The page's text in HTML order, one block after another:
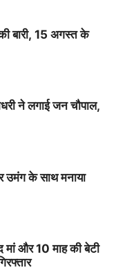
बारी, 15 अगस्त के
ने लगाई जन चौपाल,
उमंग के साथ मनाया
मां और 10 माह की बेटी